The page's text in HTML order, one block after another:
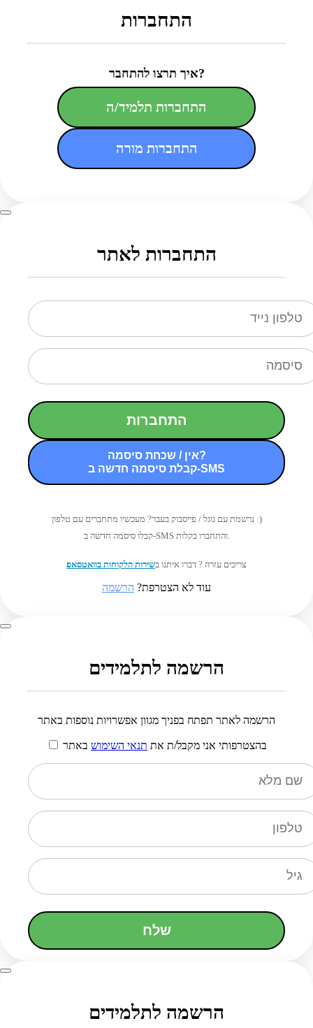
התחברות
איך תרצו להתחבר?
התחברות תלמיד/ה
התחברות מורה
התחברות לאתר
התחברות
אין / שכחת סיסמה?
קבלת סיסמה חדשה ב-SMS
נרשמת עם גוגל / פייסבוק בעבר? מעכשיו מתחברים עם טלפון :)
קבלו סיסמה חדשה ב-SMS והתחברו בקלות.
צריכים עזרה ? דברו איתנו בשירות הלקוחות בוואטסאפ
עוד לא הצטרפת? הרשמה
הרשמה לתלמידים
הרשמה לאתר תפתח בפניך מגוון אפשרויות נוספות באתר
בהצטרפותי אני מקבל/ת את תנאי השימוש באתר
שלח
הרשמה לתלמידים